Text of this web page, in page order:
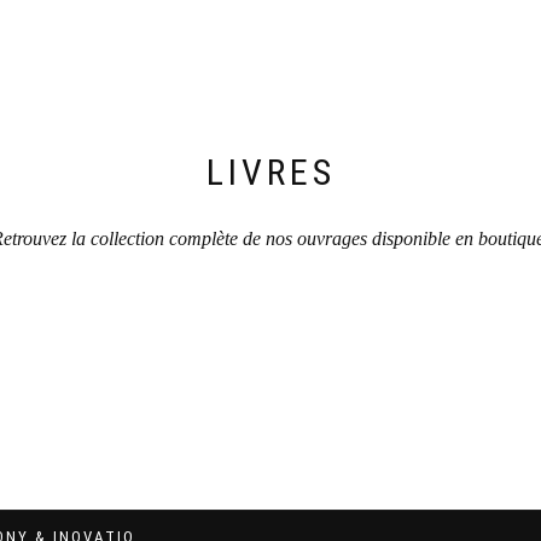
LIVRES
la collection complète de nos ouvrages disponible en
& INOVATIO